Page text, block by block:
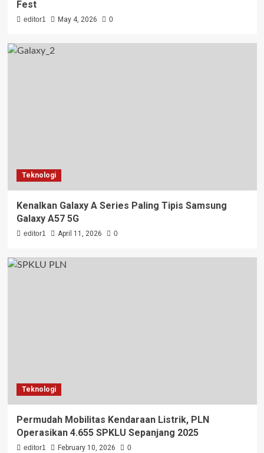
Fest
editor1 May 4, 2026 0
Teknologi
Kenalkan Galaxy A Series Paling Tipis Samsung
Galaxy A57 5G
editor1 April 11, 2026 0
Teknologi
Permudah Mobilitas Kendaraan Listrik, PLN
Operasikan 4.655 SPKLU Sepanjang 2025
editor1 February 10, 2026 0